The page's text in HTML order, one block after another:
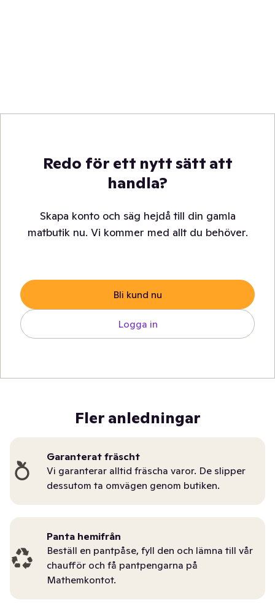
Redo för ett nytt sätt att
handla?
Skapa konto och säg hejdå till din gamla
matbutik nu. Vi kommer med allt du behöver.
Bli kund nu
Logga in
Fler anledningar
Garanterat fräscht
Vi garanterar alltid fräscha varor. De slipper
dessutom ta omvägen genom butiken.
Panta hemifrån
Beställ en pantpåse, fyll den och lämna till vår
chaufför och få pantpengarna på
Mathemkontot.